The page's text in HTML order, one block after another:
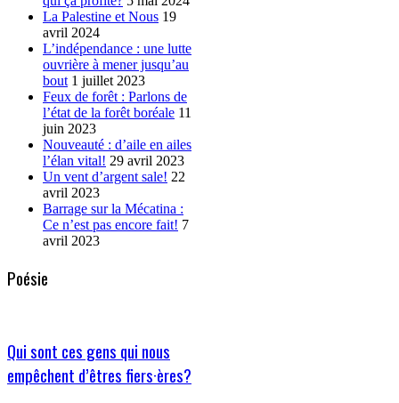
La Palestine et Nous 19
avril 2024
L’indépendance : une lutte
ouvrière à mener jusqu’au
bout 1 juillet 2023
Feux de forêt : Parlons de
l’état de la forêt boréale 11
juin 2023
Nouveauté : d’aile en ailes
l’élan vital! 29 avril 2023
Un vent d’argent sale! 22
avril 2023
Barrage sur la Mécatina :
Ce n’est pas encore fait! 7
avril 2023
Poésie
Qui sont ces gens qui nous
empêchent d’êtres fiers·ères?